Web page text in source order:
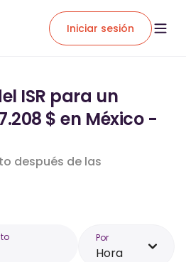
Iniciar sesión
ISR para un
$ en México -
después de las
Por
Hora